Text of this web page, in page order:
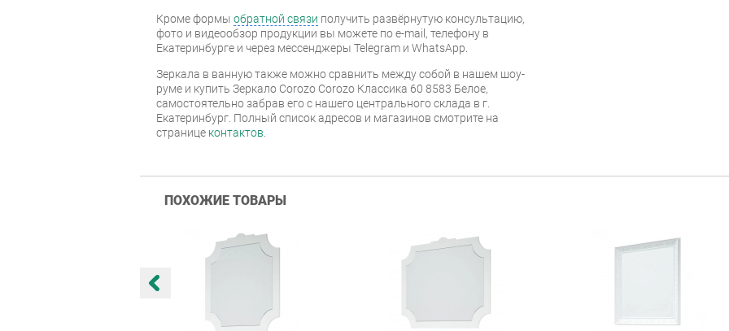
Кроме формы обратной связи получить развёрнутую консультацию,
фото и видеообзор продукции вы можете по e-mail, телефону в
Екатеринбурге и через мессенджеры Telegram и WhatsApp.
Зеркала в ванную также можно сравнить между собой в нашем шоу-
руме и купить Зеркало Corozo Corozo Классика 60 8583 Белое,
самостоятельно забрав его с нашего центрального склада в г.
Екатеринбург. Полный список адресов и магазинов смотрите на
странице контактов
ПОХОЖИЕ ТОВАРЫ